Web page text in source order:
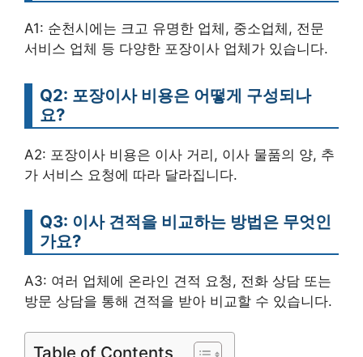
A1: 순천시에는 크고 유명한 업체, 중소업체, 전문
서비스 업체 등 다양한 포장이사 업체가 있습니다.
Q2: 포장이사 비용은 어떻게 구성되나
요?
A2: 포장이사 비용은 이사 거리, 이사 물품의 양, 추
가 서비스 요청에 따라 달라집니다.
Q3: 이사 견적을 비교하는 방법은 무엇인
가요?
A3: 여러 업체에 온라인 견적 요청, 전화 상담 또는
방문 상담을 통해 견적을 받아 비교할 수 있습니다.
Table of Contents